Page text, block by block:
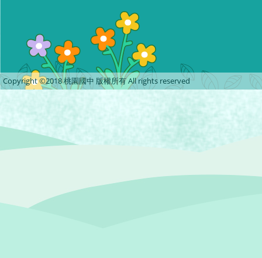
Copyright ©2018 桃園國中 版權所有 All rights reserved